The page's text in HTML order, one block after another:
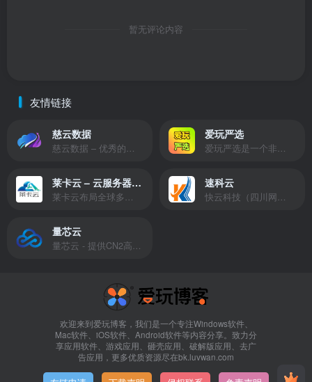
暂无评论内容
友情链接
慈云数据
慈云数据 – 优秀的云服务器服务商，提供最具有性价比的产品。慈云数据是开发者必不可少的良心云
爱玩严选
爱玩严选是一个非常有保障且性价比极高的虚拟商城，包括但不限于苹果证书、技术指导、会员充值等多种虚拟服务！
莱卡云 – 云服务器提供商
莱卡云布局全球多个地理区域。提供服务有：境外云服务器、国内云服务器、独立服务器、服务器托管、CDN、SSL证书、游戏服务器等业务。
速科云
快云科技（四川网联快云科技有限公司）成立于2021年，主营互联网业务平台服务提供商。公司专注为用户提供低价高性能云计算产品，致力于云计算应用的易用性开发，并引导云计算在国内普及
量芯云
量芯云 - 提供CN2高速香港美国云服务器&专业高防服务器租用等云服务器供应商
欢迎来到爱玩博客，我们是一个专注Windows软件、
Mac软件、iOS软件、Android软件等内容分享。致力分
享应用软件、游戏应用、砸壳应用、破解版应用、去广
告应用，更多优质资源尽在bk.luvwan.com